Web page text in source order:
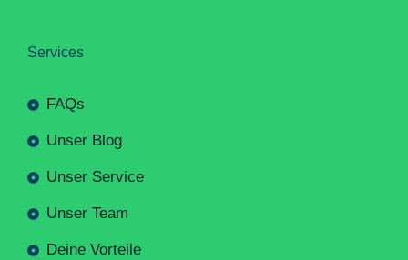
Services
FAQs
Unser Blog
Unser Service
Unser Team
Deine Vorteile